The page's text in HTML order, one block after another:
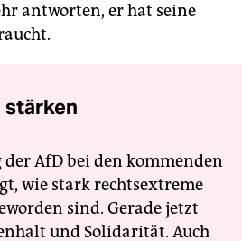
antworten, er hat seine
stärken
AfD bei den kommenden
wie stark rechtsextreme
sind. Gerade jetzt
und Solidarität. Auch